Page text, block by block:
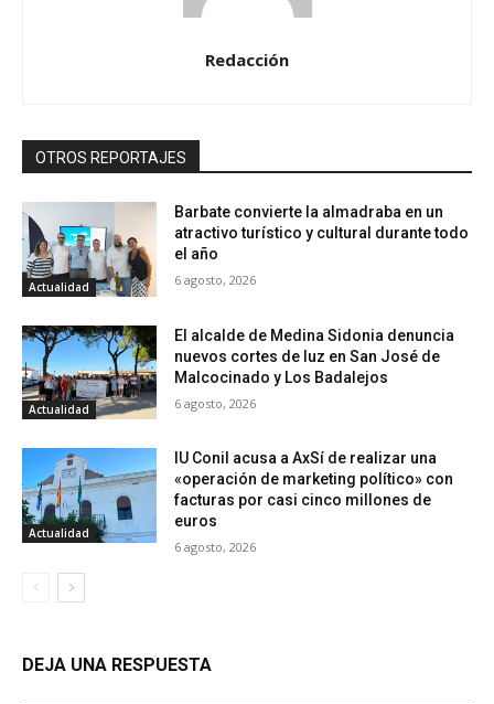
Redacción
OTROS REPORTAJES
Actualidad
Barbate convierte la almadraba en un
atractivo turístico y cultural durante todo
el año
6 agosto, 2026
Actualidad
El alcalde de Medina Sidonia denuncia
nuevos cortes de luz en San José de
Malcocinado y Los Badalejos
6 agosto, 2026
Actualidad
IU Conil acusa a AxSí de realizar una
«operación de marketing político» con
facturas por casi cinco millones de
euros
6 agosto, 2026
DEJA UNA RESPUESTA